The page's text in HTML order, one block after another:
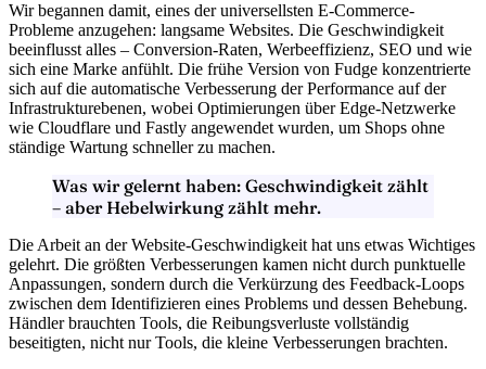
Wir begannen damit, eines der universellsten E-Commerce-
Probleme anzugehen: langsame Websites. Die Geschwindigkeit
beeinflusst alles – Conversion-Raten, Werbeeffizienz, SEO und wie
sich eine Marke anfühlt. Die frühe Version von Fudge konzentrierte
sich auf die automatische Verbesserung der Performance auf der
Infrastrukturebenen, wobei Optimierungen über Edge-Netzwerke
wie Cloudflare und Fastly angewendet wurden, um Shops ohne
ständige Wartung schneller zu machen.
Was wir gelernt haben: Geschwindigkeit zählt
– aber Hebelwirkung zählt mehr.
Die Arbeit an der Website-Geschwindigkeit hat uns etwas Wichtiges
gelehrt. Die größten Verbesserungen kamen nicht durch punktuelle
Anpassungen, sondern durch die Verkürzung des Feedback-Loops
zwischen dem Identifizieren eines Problems und dessen Behebung.
Händler brauchten Tools, die Reibungsverluste vollständig
beseitigten, nicht nur Tools, die kleine Verbesserungen brachten.